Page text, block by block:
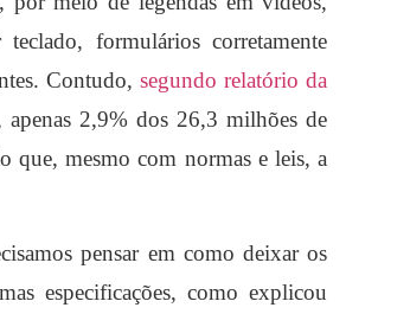
formulários corretamente
Contudo, segundo relatório da
apenas 2,9% dos 26,3 milhões de
que, mesmo com normas e leis, a
pensar em como deixar os
especificações, como explicou